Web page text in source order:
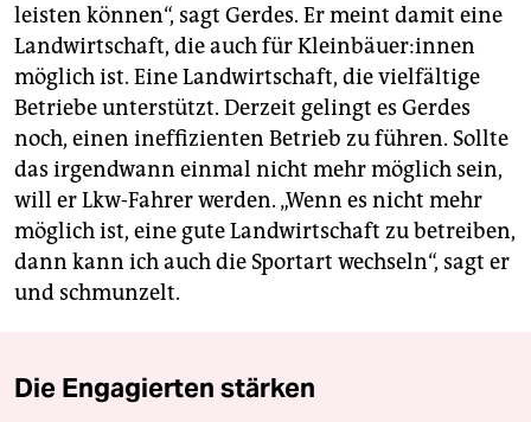
leisten können“, sagt Gerdes. Er meint damit eine
Landwirtschaft, die auch für Klein­bäue­r:in­nen
möglich ist. Eine Landwirtschaft, die vielfältige
Betriebe unterstützt. Derzeit gelingt es Gerdes
noch, einen ineffizienten Betrieb zu führen. Sollte
das irgendwann einmal nicht mehr möglich sein,
will er Lkw-Fahrer werden. „Wenn es nicht mehr
möglich ist, eine gute Landwirtschaft zu betreiben,
dann kann ich auch die Sportart wechseln“, sagt er
und schmunzelt.
Die Engagierten stärken